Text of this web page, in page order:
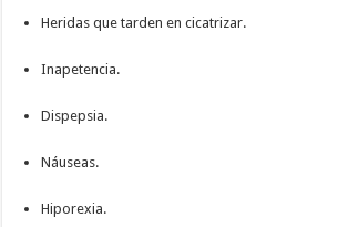
Heridas que tarden en cicatrizar.
Inapetencia.
Dispepsia.
Náuseas.
Hiporexia.